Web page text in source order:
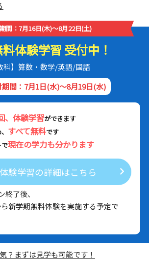
間：7月16日(木)～8月22日(土)
体験学習 受付中！
科】算数・数学/英語/国語
間：7月1日(水)～8月19日(水)
、体験学習ができます
すべて無料です
現在の学力も分かります
験学習の詳細はこちら
了後、
新学期無料体験を実施する予定で
？まずは見学も可能です！